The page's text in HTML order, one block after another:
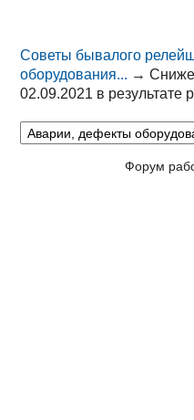
Советы бывалого
оборудования... →
02.09.2021 в результате
Форум